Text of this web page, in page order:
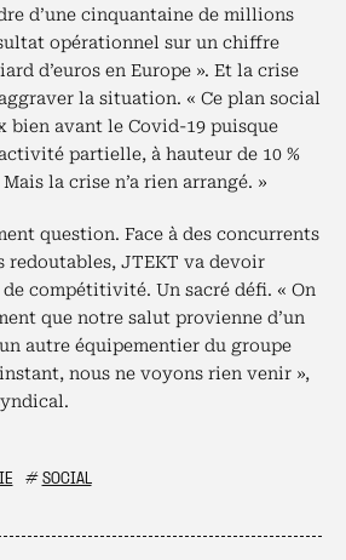
d’une cinquantaine de millions
opérationnel sur un chiffre
d’euros en Europe ». Et la crise
la situation. « Ce plan social
bien avant le Covid-19 puisque
partielle, à hauteur de 10 %
la crise n’a rien arrangé. »
question. Face à des concurrents
redoutables, JTEKT va devoir
compétitivité. Un sacré défi. « On
que notre salut provienne d’un
autre équipementier du groupe
nous ne voyons rien venir »,
# SOCIAL